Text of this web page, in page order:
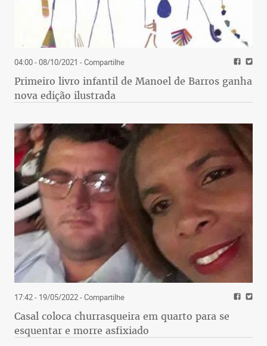
04:00 - 08/10/2021 - Compartilhe
Primeiro livro infantil de Manoel de Barros ganha
nova edição ilustrada
17:42 - 19/05/2022- Compartilhe
Casal coloca churrasqueira em quarto para se
esquentar e morre asfixiado